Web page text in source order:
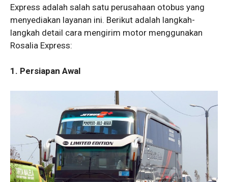
Express adalah salah satu perusahaan otobus yang
menyediakan layanan ini. Berikut adalah langkah-
langkah detail cara mengirim motor menggunakan
Rosalia Express:
1. Persiapan Awal